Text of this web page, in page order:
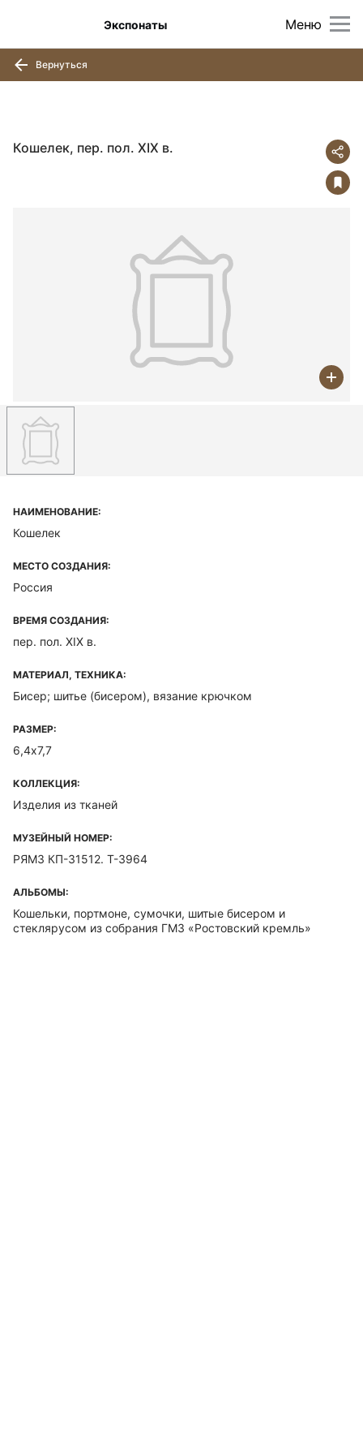
Меню
Экспонаты
Вернуться
Кошелек, пер. пол. XIX в.
НАИМЕНОВАНИЕ:
Кошелек
МЕСТО СОЗДАНИЯ:
Россия
ВРЕМЯ СОЗДАНИЯ:
пер. пол. XIX в.
МАТЕРИАЛ, ТЕХНИКА:
Бисер; шитье (бисером), вязание крючком
РАЗМЕР:
6,4х7,7
КОЛЛЕКЦИЯ:
Изделия из тканей
МУЗЕЙНЫЙ НОМЕР:
РЯМЗ КП-31512. Т-3964
АЛЬБОМЫ:
Кошельки, портмоне, сумочки, шитые бисером и
стеклярусом из собрания ГМЗ «Ростовский кремль»